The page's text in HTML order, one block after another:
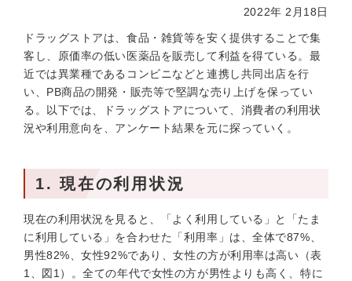
2022年 2月18日
ドラッグストアは、食品・雑貨等を安く提供することで集
客し、原価率の低い医薬品を販売して利益を得ている。最
近では異業種であるコンビニなどと連携し共同出店を行
い、PB商品の開発・販売等で堅調な売り上げを保ってい
る。以下では、ドラッグストアについて、消費者の利用状
況や利用意向を、アンケート結果を元に探っていく。
1. 現在の利用状況
現在の利用状況を見ると、「よく利用している」と「たま
に利用している」を合わせた「利用率」は、全体で87%、
男性82%、女性92%であり、女性の方が利用率は高い（表
1、図1）。全ての年代で女性の方が男性よりも高く、特に